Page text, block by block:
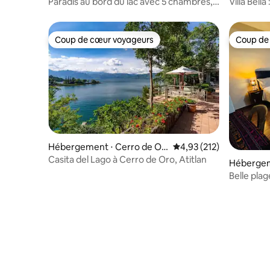
Coup de cœur voyageurs
Coup de cœur voyageurs
Hébergement ⋅ Cerro de Or
o
Évaluation moyenne
4,93 (212)
Casita del Lago à Cerro de Oro, Atitlan
Coup
Coup
a Laguna
Belle